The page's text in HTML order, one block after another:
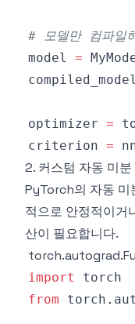
# 모델만 컴파일
model =
optimizer =
criterion =
2. 커스텀 자동 미
PyTorch의 자동 미
적으로 안정적이거
산이 필요합니다.
import
from torch .